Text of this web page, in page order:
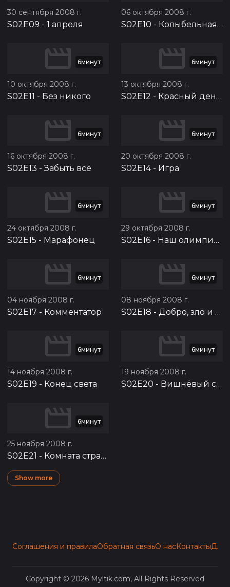
30 сентября 2008 г.
S02E09 - 1 апреля
06 октября 2008 г.
S02E10 - Колыбельная для Ёжика
6минут
10 октября 2008 г.
S02E11 - Без никого
6минут
13 октября 2008 г.
S02E12 - Красный день календаря
6минут
16 октября 2008 г.
S02E13 - Забыть всё
6минут
20 октября 2008 г.
S02E14- Игра
6минут
24 октября 2008 г.
S02E15 - Марафонец
6минут
29 октября 2008 г.
S02E16 - Наш олимпийский чемпион
6минут
04 ноября 2008 г.
S02E17 - Комментатор
6минут
08 ноября 2008 г.
S02E18 - Добро, зло и девочки
6минут
14 ноября 2008 г.
S02E19 - Конец света
6минут
19 ноября 2008 г.
S02E20 - Вишнёвый сад
6минут
25 ноября 2008 г.
S02E21 - Комната страха
Show more
Соглашения и правилаОбратная связьО насКонтактыДля
Copyright © 2026 Myltik.com, All Rights Reserved